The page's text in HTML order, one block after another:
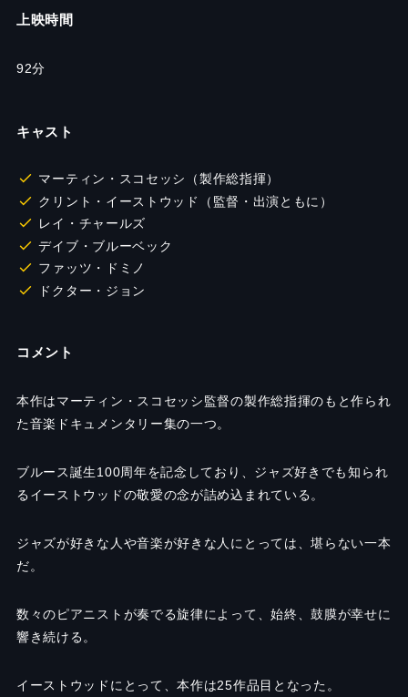
上映時間
92分
キャスト
マーティン・スコセッシ（製作総指揮）
クリント・イーストウッド（監督・出演ともに）
レイ・チャールズ
デイブ・ブルーベック
ファッツ・ドミノ
ドクター・ジョン
コメント
本作はマーティン・スコセッシ監督の製作総指揮のもと作られ
た音楽ドキュメンタリー集の一つ。
ブルース誕生100周年を記念しており、ジャズ好きでも知られ
るイーストウッドの敬愛の念が詰め込まれている。
ジャズが好きな人や音楽が好きな人にとっては、堪らない一本
だ。
数々のピアニストが奏でる旋律によって、始終、鼓膜が幸せに
響き続ける。
イーストウッドにとって、本作は25作品目となった。